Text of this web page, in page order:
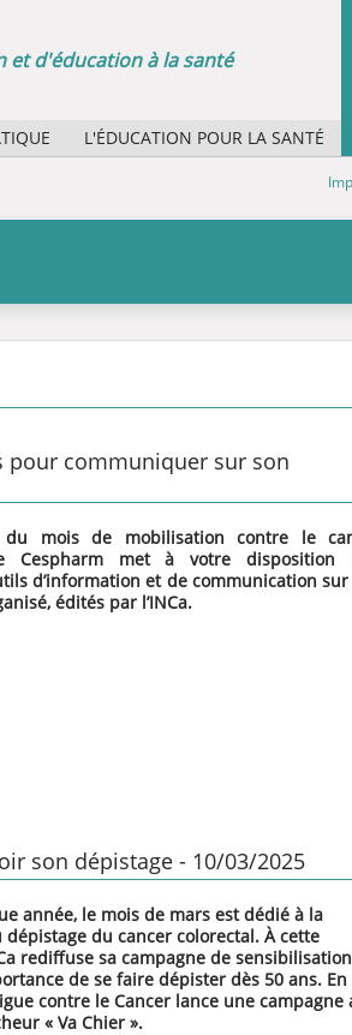
et d'éducation à la santé
pour vos écrans
L'ÉDUCATION POUR LA SANTÉ
pour communiquer sur son
du mois de mobilisation contre le
Cespharm met à votre disposition
d’information et de communication sur
édités par l’INCa.
son dépistage - 10/03/2025
année, le mois de mars est dédié à la
du cancer colorectal. À cette
rediffuse sa campagne de
de se faire dépister dès 50 ans. En
contre le Cancer lance une campagne
« Va Chier ».